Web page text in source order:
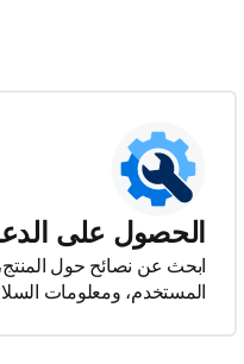
الحصول على
ابحث عن نصائح حول المنتج،
المستخدم، ومعلومات